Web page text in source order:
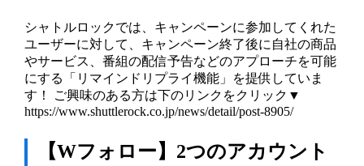
シャトルロックでは、キャンペーンに参加してくれた
ユーザーに対して、キャンペーン終了後に自社の商品
やサービス、番組の配信予告などのアプローチを可能
にする「リマインドリプライ機能」を提供していま
す！ ご興味のある方は下のリンクをクリック▼
https://www.shuttlerock.co.jp/news/detail/post-8905/
【Wフォロー】2つのアカウント